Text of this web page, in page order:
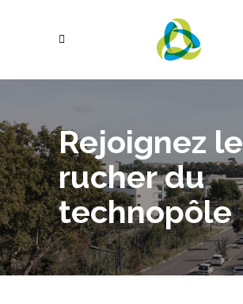
Rejoignez le
rucher du
technopôle